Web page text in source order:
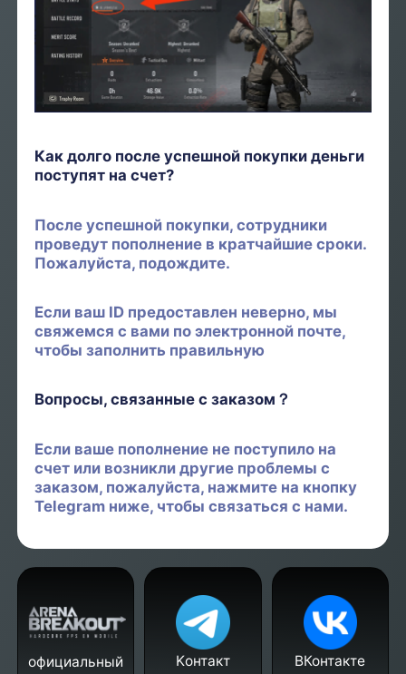
Как долго после успешной покупки деньги
поступят на счет?
После успешной покупки, сотрудники
проведут пополнение в кратчайшие сроки.
Пожалуйста, подождите.
Если ваш ID предоставлен неверно, мы
свяжемся с вами по электронной почте,
чтобы заполнить правильную
Вопросы, связанные с заказом？
Если ваше пополнение не поступило на
счет или возникли другие проблемы с
заказом, пожалуйста, нажмите на кнопку
Telegram ниже, чтобы связаться с нами.
официальный Kонтакт ВКонтакте